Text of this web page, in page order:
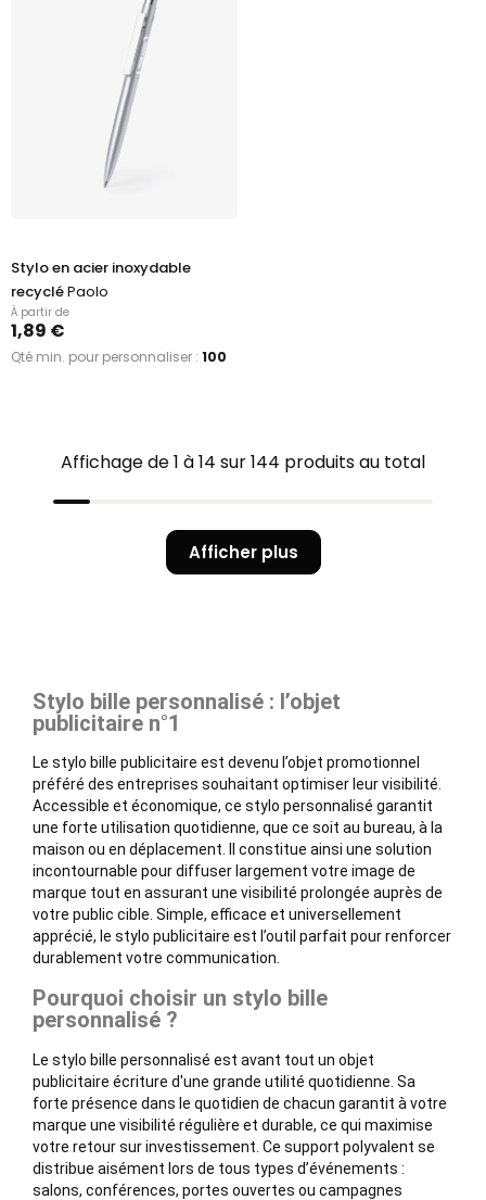
Stylo en acier inoxydable
recycléPaolo
À partir de
1,89 €
Qté min. pour personnaliser : 100
Affichage de 1 à 14 sur 144 produits au total
Afficher plus
Stylo bille personnalisé : l’objet
publicitaire n°1
Le stylo bille publicitaire est devenu l’objet promotionnel
préféré des entreprises souhaitant optimiser leur visibilité.
Accessible et économique, ce stylo personnalisé garantit
une forte utilisation quotidienne, que ce soit au bureau, à la
maison ou en déplacement. Il constitue ainsi une solution
incontournable pour diffuser largement votre image de
marque tout en assurant une visibilité prolongée auprès de
votre public cible. Simple, efficace et universellement
apprécié, le stylo publicitaire est l’outil parfait pour renforcer
durablement votre communication.
Pourquoi choisir un stylo bille
personnalisé ?
Le stylo bille personnalisé est avant tout un objet
publicitaire écriture d'une grande utilité quotidienne. Sa
forte présence dans le quotidien de chacun garantit à votre
marque une visibilité régulière et durable, ce qui maximise
votre retour sur investissement. Ce support polyvalent se
distribue aisément lors de tous types d’événements :
salons, conférences, portes ouvertes ou campagnes